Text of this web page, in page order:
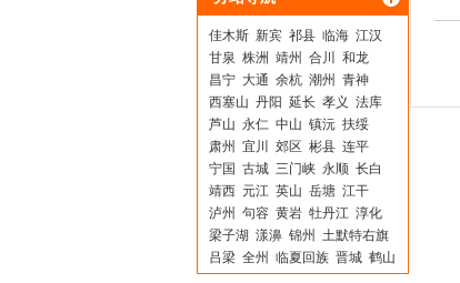
佳木斯 新宾 祁县 临海 江汉
甘泉 株洲 靖州 合川
和龙
昌宁 大通 余杭 潮州 青神
西塞山 丹阳 延长 孝义 法库
芦山 永仁 中山 镇沅 扶绥
肃州 宜川 郊区 彬县 连平
宁国 古城 三门峡 永顺 长白
靖西 元江 英山 岳塘 江干
泸州 句容 黄岩 牡丹江 淳化
梁子湖 漾濞 锦州 土默特右旗
吕梁 全州 临夏回族 晋城 鹤山